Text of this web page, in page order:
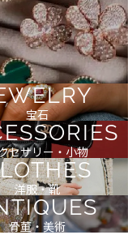
宝石
セサリー・小物
洋服・靴
骨董・美術